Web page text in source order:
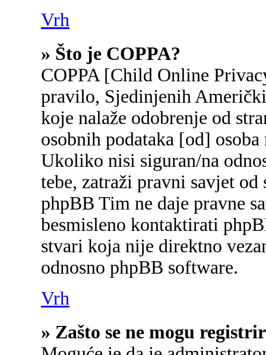
Vrh
» Što je COPPA?
COPPA [Child Online
pravilo, Sjedinjenih
koje nalaže odobrenje od
osobnih podataka [od]
Ukoliko nisi siguran/na
tebe, zatraži pravni savjet od
phpBB Tim ne daje pravne
besmisleno kontaktirati
stvari koja nije direktno
odnosno phpBB software.
Vrh
» Zašto se ne mogu